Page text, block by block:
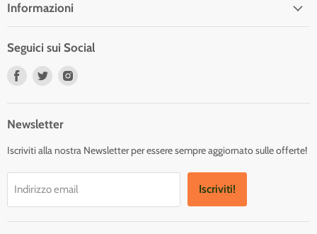
Informazioni
Seguici sui Social
Trovaci
Trovaci
Newsletter
Iscriviti alla nostra Newsletter per essere sempre aggiornato sulle offerte!
Indirizzo email Iscriviti!